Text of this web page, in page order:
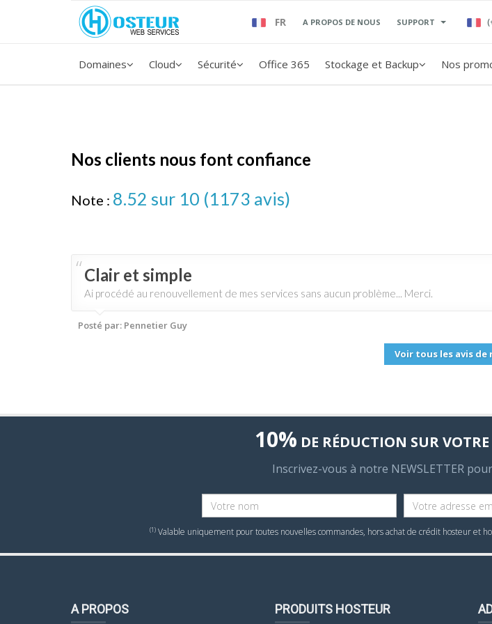
FR A PROPOS DE NOUS SUPPORT
Domaines Cloud Sécurité Office 365 Stockage et Backup Nos
Nos clients nous font confiance
Note : 8.52 sur 10 (1173 avis)
Clair et simple
Ai procédé au renouvellement de mes services sans aucun problème... Merci.
Posté par: Pennetier Guy
Voir tous les avis de
10% DE RÉDUCTION SUR
Inscrivez-vous à notre NEWSLETTER
(1)Valable uniquement pour toutes nouvelles commandes, hors achat de crédit hosteur et
A PROPOS PRODUITS HOSTEUR